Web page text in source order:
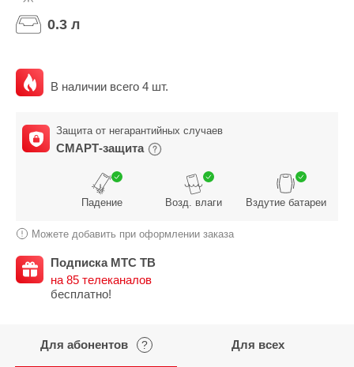
0.3 л
В наличии всего 4 шт.
Защита от негарантийных случаев
СМАРТ-защита
Падение Возд. влаги Вздутие батареи
Можете добавить при оформлении заказа
Подписка МТС ТВ
на 85 телеканалов
бесплатно!
Для абонентов ? Для всех